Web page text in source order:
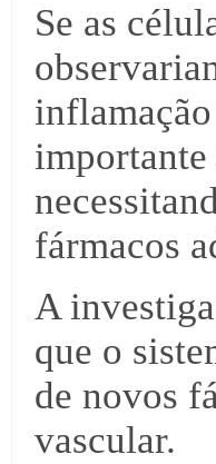
Se as
importante
fármacos
A
que o
de novos
vascular.